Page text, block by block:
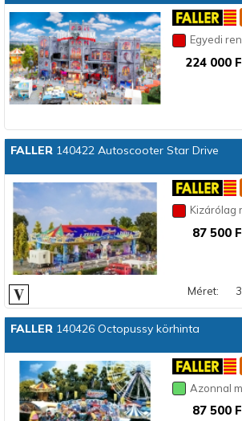
Egyedi
224 000
FALLER140422 Autoscooter Star Drive
Kizárólag
87 500
Méret:
FALLER 140426 Octopussy körhinta
Azonnal
87 500